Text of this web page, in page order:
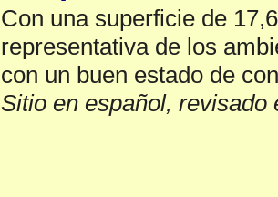
Con una superficie de
representativa de los
con un buen estado de
Sitio en español, revisado